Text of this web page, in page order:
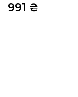
991 ₴